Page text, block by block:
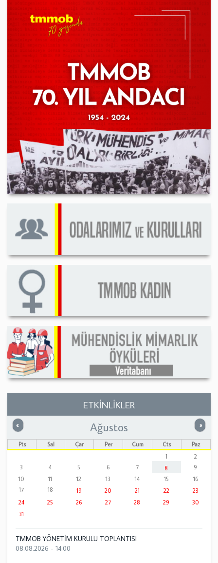
ETKİNLİKLER
« Önceki »
Ağustos
Pts Sal Çar Per Cum Cts
Paz
1
2
3
4 5 6 7 8
9
10
11 12 13 14 15
16
17
18 19 20 21 22
23
24
25 26 27 28 29
30
31
TMMOB YÖNETİM KURULU TOPLANTISI
08.08.2026 - 14:00